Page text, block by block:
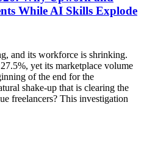
While AI Skills Explode
and its workforce is shrinking.
yet its marketplace volume
of the end for the
shake‑up that is clearing the
freelancers? This investigation